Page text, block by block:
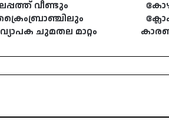
വീണ്ടും
ചുമതല മാറ്റം
മഴയെന്ന്
റെയിൽവേ